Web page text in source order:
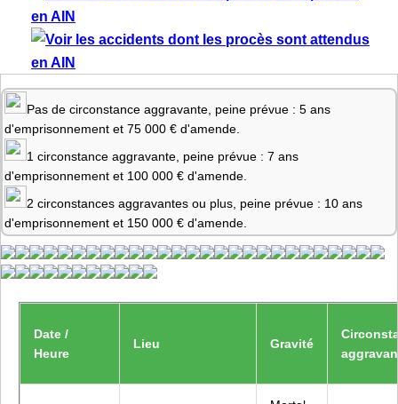
Pas de circonstance aggravante, peine prévue : 5 ans
d'emprisonnement et 75 000 € d'amende.
1 circonstance aggravante, peine prévue : 7 ans
d'emprisonnement et 100 000 € d'amende.
2 circonstances aggravantes ou plus, peine prévue : 10 ans
d'emprisonnement et 150 000 € d'amende.
Date /
Heure
Lieu Gravité